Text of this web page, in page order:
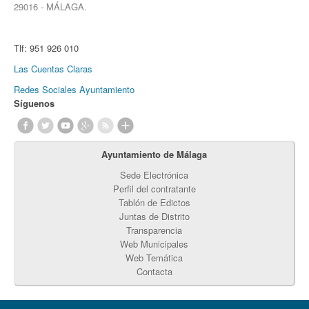
29016 - MÁLAGA.
Tlf: 951 926 010
Las Cuentas Claras
Redes Sociales Ayuntamiento
Síguenos
Ayuntamiento de Málaga
Sede Electrónica
Perfil del contratante
Tablón de Edictos
Juntas de Distrito
Transparencia
Web Municipales
Web Temática
Contacta